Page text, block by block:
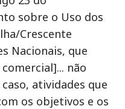
sobre o Uso dos
Crescente
Nacionais, que
não
atividades que
os objetivos e os